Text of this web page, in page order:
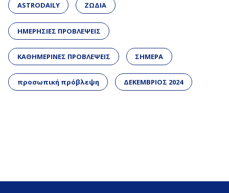
ASTRODAILY ΖΩΔΙΑ
ΗΜΕΡΗΣΙΕΣ ΠΡΟΒΛΕΨΕΙΣ
ΚΑΘΗΜΕΡΙΝΕΣ ΠΡΟΒΛΕΨΕΙΣ ΣΗΜΕΡΑ
προσωπική πρόβλεψη ΔΕΚΕΜΒΡΙΟΣ 2024